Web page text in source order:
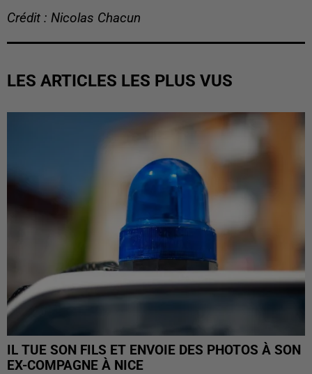
Crédit : Nicolas Chacun
LES ARTICLES LES PLUS VUS
IL TUE SON FILS ET ENVOIE DES PHOTOS À SON
EX-COMPAGNE À NICE